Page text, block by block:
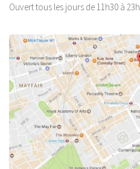
Ouvert tous les jours de 11h30 à 23h